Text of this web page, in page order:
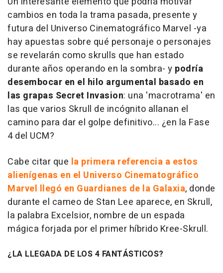
cambios en toda la trama pasada, presente y
futura del Universo Cinematográfico Marvel -ya
hay apuestas sobre qué personaje o personajes
se revelarán como skrulls que han estado
durante años operando en la sombra- y podría
desembocar en el hilo argumental basado en
las grapas Secret Invasion: una 'macrotrama' en
las que varios Skrull de incógnito allanan el
camino para dar el golpe definitivo... ¿en la Fase
4 del UCM?
Cabe citar que la primera referencia a estos
alienígenas en el Universo Cinematográfico
Marvel llegó en Guardianes de la Galaxia, donde
durante el cameo de Stan Lee aparece, en Skrull,
la palabra Excelsior, nombre de un espada
mágica forjada por el primer híbrido Kree-Skrull.
¿LA LLEGADA DE LOS 4 FANTÁSTICOS?